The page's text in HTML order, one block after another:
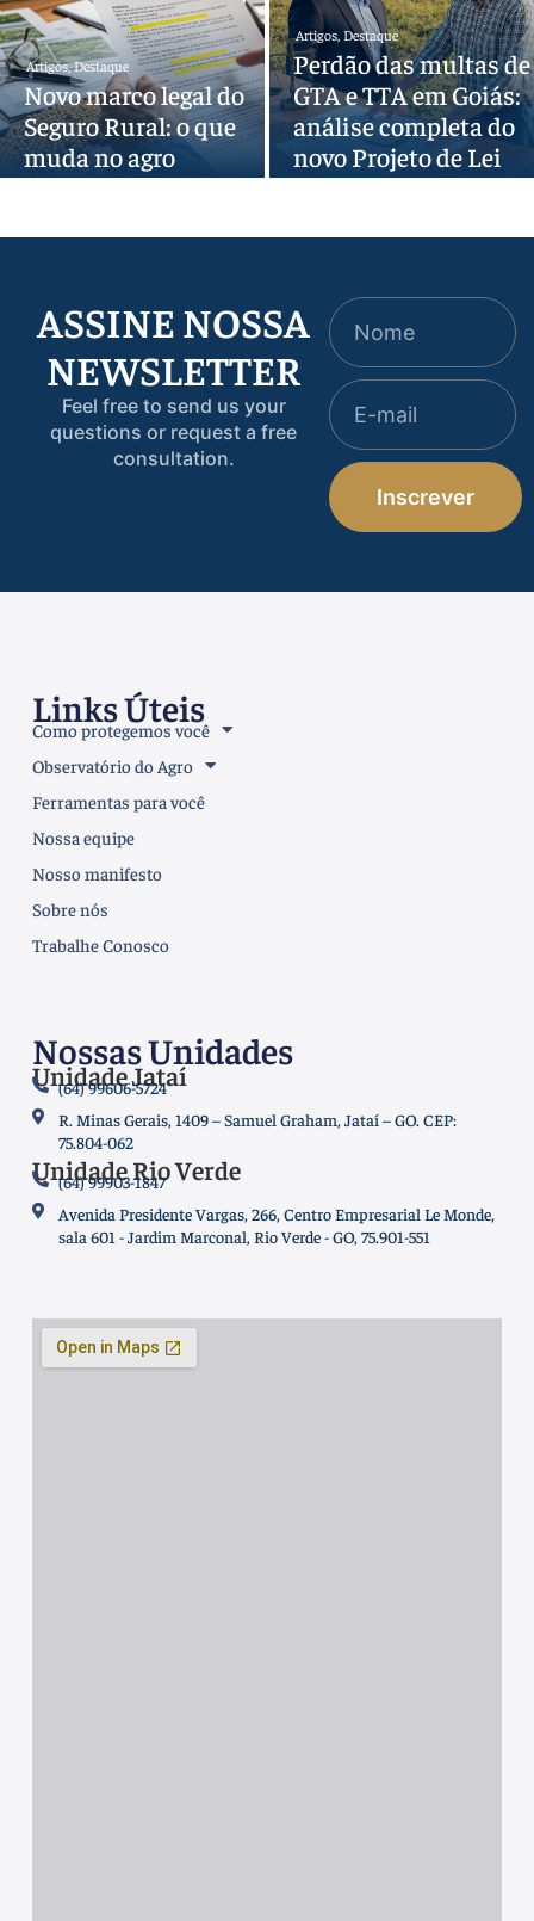
Artigos,Destaque
Novo marco legal do
Seguro Rural: o que
muda no agro
Artigos,Destaque
Perdão das multas de
GTA e TTA em Goiás:
análise completa do
novo Projeto de Lei
ASSINE NOSSA
NEWSLETTER
Feel free to send us your
questions or request a free
consultation.
Inscrever
Links Úteis
Como protegemos você
Observatório do Agro
Ferramentas para você
Nossa equipe
Nosso manifesto
Sobre nós
Trabalhe Conosco
Nossas Unidades
Unidade Jataí
(64) 99606-5724
R. Minas Gerais, 1409 – Samuel Graham, Jataí – GO. CEP:
75.804-062
Unidade Rio Verde
(64) 99903-1847
Avenida Presidente Vargas, 266, Centro Empresarial Le Monde,
sala 601 - Jardim Marconal, Rio Verde - GO, 75.901-551